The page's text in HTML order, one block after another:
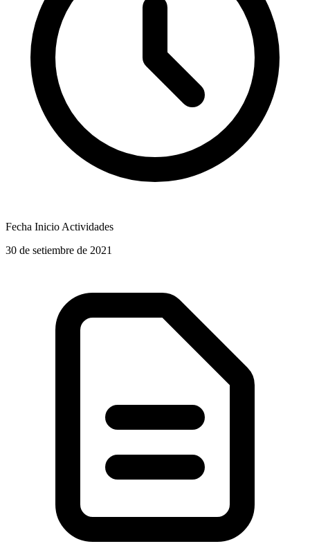
Fecha Inicio Actividades
30 de setiembre de 2021